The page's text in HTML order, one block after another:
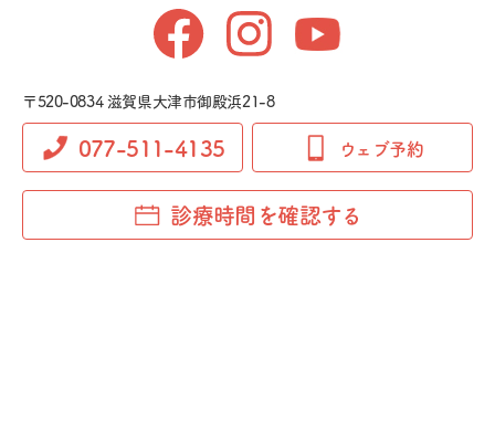
〒520-0834 滋賀県大津市御殿浜21-8
077-511-4135 ウェブ予約
診療時間を確認する